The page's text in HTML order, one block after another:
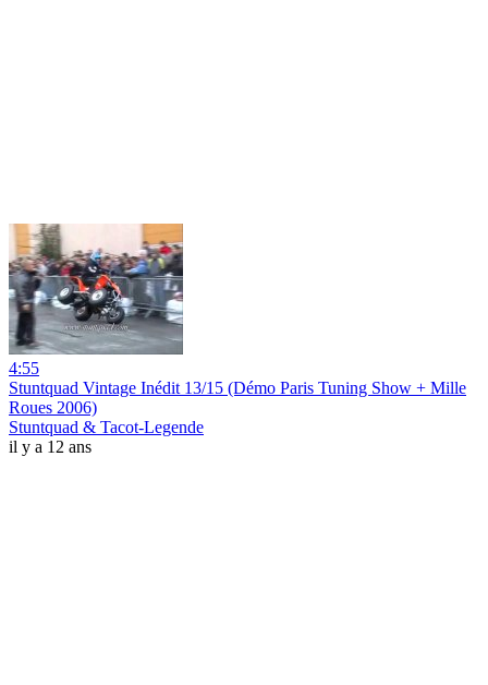
4:55
Stuntquad Vintage Inédit 13/15 (Démo Paris Tuning Show + Mille
Roues 2006)
Stuntquad & Tacot-Legende
il y a 12 ans